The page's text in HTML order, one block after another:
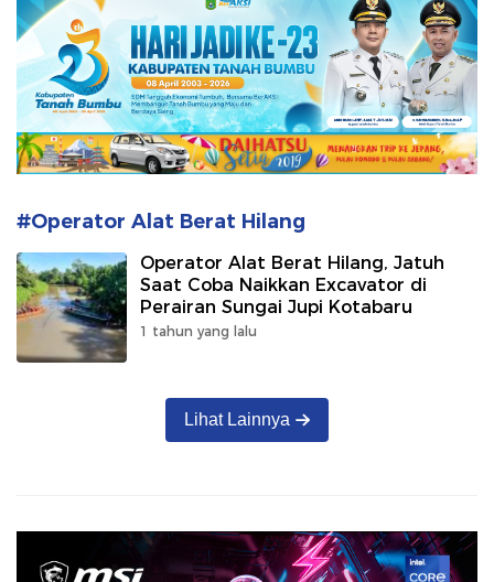
#Operator Alat Berat Hilang
Operator Alat Berat Hilang, Jatuh
Saat Coba Naikkan Excavator di
Perairan Sungai Jupi Kotabaru
1 tahun yang lalu
Lihat Lainnya